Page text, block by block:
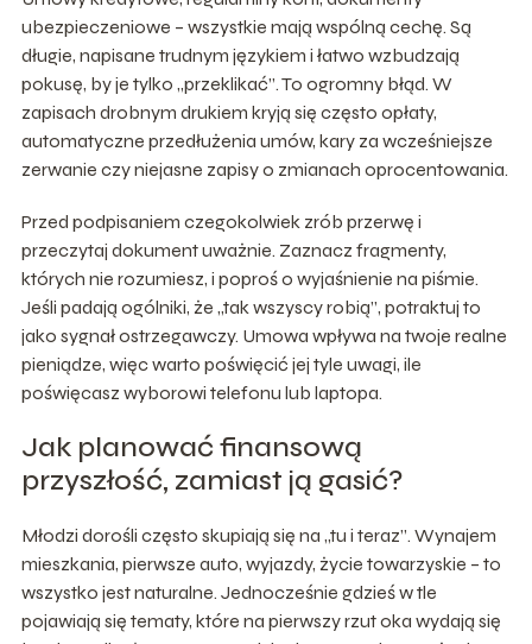
ubezpieczeniowe – wszystkie mają wspólną cechę. Są
długie, napisane trudnym językiem i łatwo wzbudzają
pokusę, by je tylko „przeklikać”. To ogromny błąd. W
zapisach drobnym drukiem kryją się często opłaty,
automatyczne przedłużenia umów, kary za wcześniejsze
zerwanie czy niejasne zapisy o zmianach oprocentowania.
Przed podpisaniem czegokolwiek zrób przerwę i
przeczytaj dokument uważnie. Zaznacz fragmenty,
których nie rozumiesz, i poproś o wyjaśnienie na piśmie.
Jeśli padają ogólniki, że „tak wszyscy robią”, potraktuj to
jako sygnał ostrzegawczy. Umowa wpływa na twoje realne
pieniądze, więc warto poświęcić jej tyle uwagi, ile
poświęcasz wyborowi telefonu lub laptopa.
Jak planować finansową
przyszłość, zamiast ją gasić?
Młodzi dorośli często skupiają się na „tu i teraz”. Wynajem
mieszkania, pierwsze auto, wyjazdy, życie towarzyskie – to
wszystko jest naturalne. Jednocześnie gdzieś w tle
pojawiają się tematy, które na pierwszy rzut oka wydają się